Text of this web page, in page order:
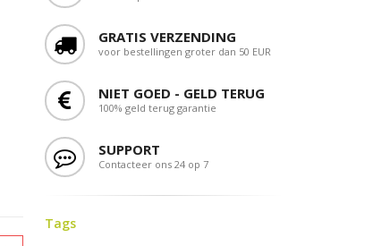
GRATIS VERZENDING
voor bestellingen groter dan 50 EUR
NIET GOED - GELD TERUG
100% geld terug garantie
SUPPORT
Contacteer ons 24 op 7
Tags